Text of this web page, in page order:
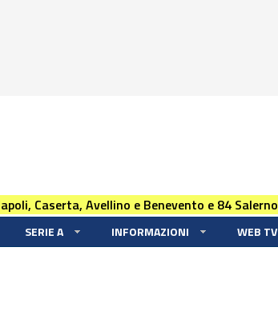
Caserta, Avellino e Benevento e 84 Salerno
SERIE A INFORMAZIONI WEB TV